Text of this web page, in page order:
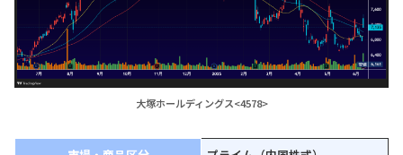
大塚ホールディングス<4578>